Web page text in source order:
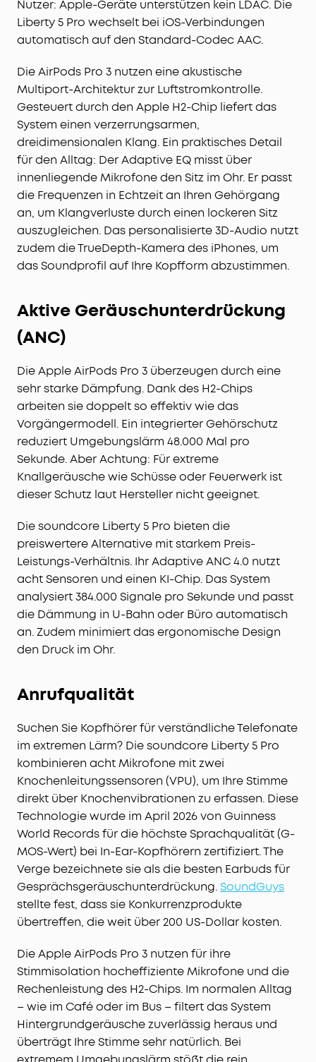
Nutzer: Apple-Geräte unterstützen kein LDAC. Die
Liberty 5 Pro wechselt bei iOS-Verbindungen
automatisch auf den Standard-Codec AAC.
Die AirPods Pro 3 nutzen eine akustische
Multiport-Architektur zur Luftstromkontrolle.
Gesteuert durch den Apple H2-Chip liefert das
System einen verzerrungsarmen,
dreidimensionalen Klang. Ein praktisches Detail
für den Alltag: Der Adaptive EQ misst über
innenliegende Mikrofone den Sitz im Ohr. Er passt
die Frequenzen in Echtzeit an Ihren Gehörgang
an, um Klangverluste durch einen lockeren Sitz
auszugleichen. Das personalisierte 3D-Audio nutzt
zudem die TrueDepth-Kamera des iPhones, um
das Soundprofil auf Ihre Kopfform abzustimmen.
Aktive Geräuschunterdrückung
(ANC)
Die Apple AirPods Pro 3 überzeugen durch eine
sehr starke Dämpfung. Dank des H2-Chips
arbeiten sie doppelt so effektiv wie das
Vorgängermodell. Ein integrierter Gehörschutz
reduziert Umgebungslärm 48.000 Mal pro
Sekunde. Aber Achtung: Für extreme
Knallgeräusche wie Schüsse oder Feuerwerk ist
dieser Schutz laut Hersteller nicht geeignet.
Die soundcore Liberty 5 Pro bieten die
preiswertere Alternative mit starkem Preis-
Leistungs-Verhältnis. Ihr Adaptive ANC 4.0 nutzt
acht Sensoren und einen KI-Chip. Das System
analysiert 384.000 Signale pro Sekunde und passt
die Dämmung in U-Bahn oder Büro automatisch
an. Zudem minimiert das ergonomische Design
den Druck im Ohr.
Anrufqualität
Suchen Sie Kopfhörer für verständliche Telefonate
im extremen Lärm? Die soundcore Liberty 5 Pro
kombinieren acht Mikrofone mit zwei
Knochenleitungssensoren (VPU), um Ihre Stimme
direkt über Knochenvibrationen zu erfassen. Diese
Technologie wurde im April 2026 von Guinness
World Records für die höchste Sprachqualität (G-
MOS-Wert) bei In-Ear-Kopfhörern zertifiziert. The
Verge bezeichnete sie als die besten Earbuds für
Gesprächsgeräuschunterdrückung. SoundGuys
stellte fest, dass sie Konkurrenzprodukte
übertreffen, die weit über 200 US-Dollar kosten.
Die Apple AirPods Pro 3 nutzen für ihre
Stimmisolation hocheffiziente Mikrofone und die
Rechenleistung des H2-Chips. Im normalen Alltag
– wie im Café oder im Bus – filtert das System
Hintergrundgeräusche zuverlässig heraus und
überträgt Ihre Stimme sehr natürlich. Bei